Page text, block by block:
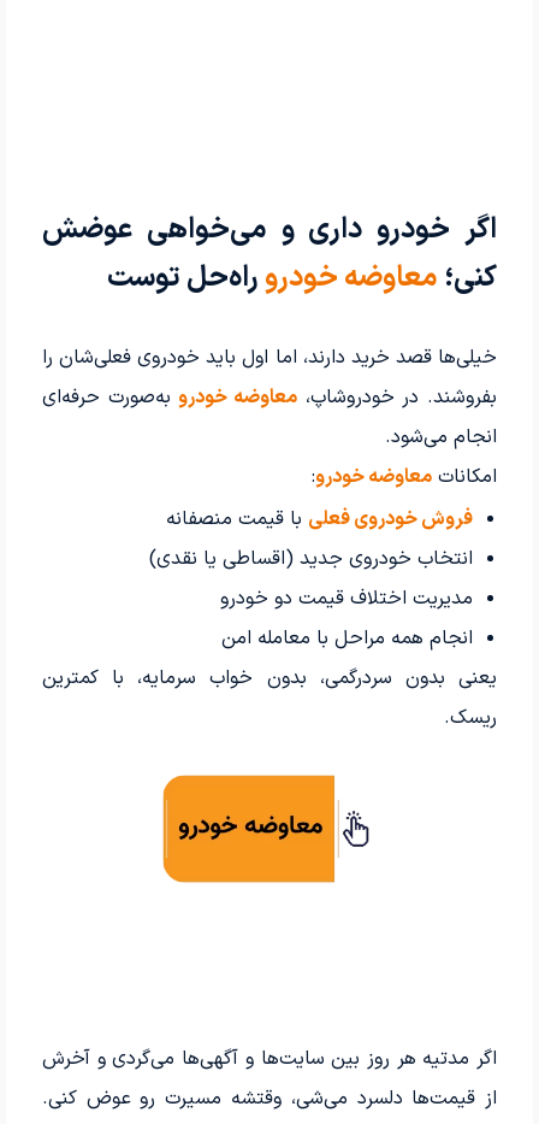
اگر خودرو داری و می‌خواهی عوضش
کنی؛ معاوضه خودروراه‌حل توست
خیلی‌ها قصد خرید دارند، اما اول باید خودروی فعلی‌شان را
بفروشند. در خودروشاپ، معاوضه خودروبه‌صورت حرفه‌ای
انجام می‌شود.
امکانات معاوضه خودرو:
فروش خودروی فعلی با قیمت منصفانه
انتخاب خودروی جدید (اقساطی یا نقدی)
مدیریت اختلاف قیمت دو خودرو
انجام همه مراحل با معامله امن
یعنی بدون سردرگمی، بدون خواب سرمایه، با کمترین
ریسک.
اگر مدتیه هر روز بین سایت‌ها و آگهی‌ها می‌گردی و آخرش
از قیمت‌ها دلسرد می‌شی، وقتشه مسیرت رو عوض کنی.